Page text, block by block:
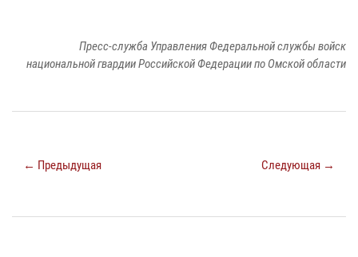
Пресс-служба Управления Федеральной службы войск
национальной гвардии Российской Федерации по Омской области
← Предыдущая Следующая →